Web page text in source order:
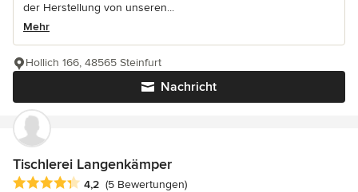
der Herstellung von unseren...
Mehr
Nachricht
Hollich 166, 48565 Steinfurt
Tischlerei Langenkämper
Durchschnittliche Bewertung: 4.2 von 5 Sternen
4,2 (5 Bewertungen)